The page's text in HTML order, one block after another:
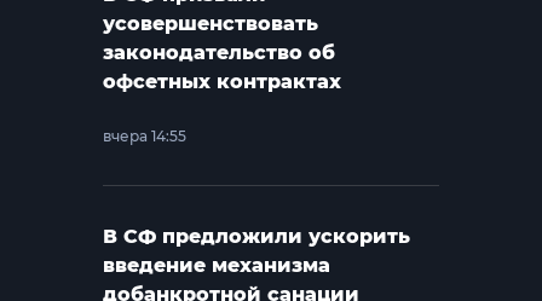
усовершенствовать
законодательство об
офсетных контрактах
вчера 14:55
В СФ предложили ускорить
введение механизма
добанкротной санации